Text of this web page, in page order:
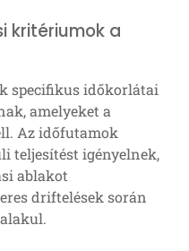
kritériumok a
specifikus időkorlátai
amelyeket a
Az időfutamok
teljesítést igényelnek,
ablakot
driftelések során